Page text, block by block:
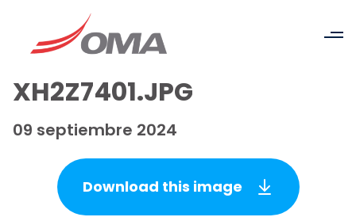
XH2Z7401.JPG
09 septiembre 2024
Download this image